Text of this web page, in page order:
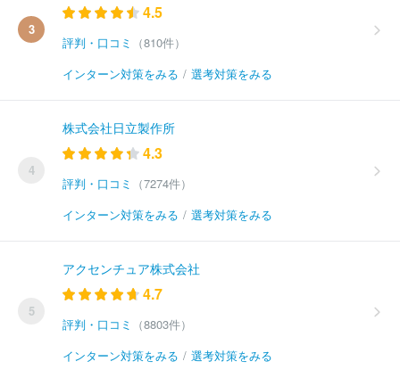
3
4.5
評判・口コミ
（810件）
インターン対策をみる / 選考対策をみる
4
株式会社日立製作所
4.3
評判・口コミ
（7274件）
インターン対策をみる / 選考対策をみる
5
アクセンチュア株式会社
4.7
評判・口コミ
（8803件）
インターン対策をみる / 選考対策をみる